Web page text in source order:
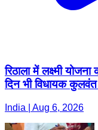
रिठाला में लक्ष्मी
दिन भी विधायक
India | Aug 6, 2026